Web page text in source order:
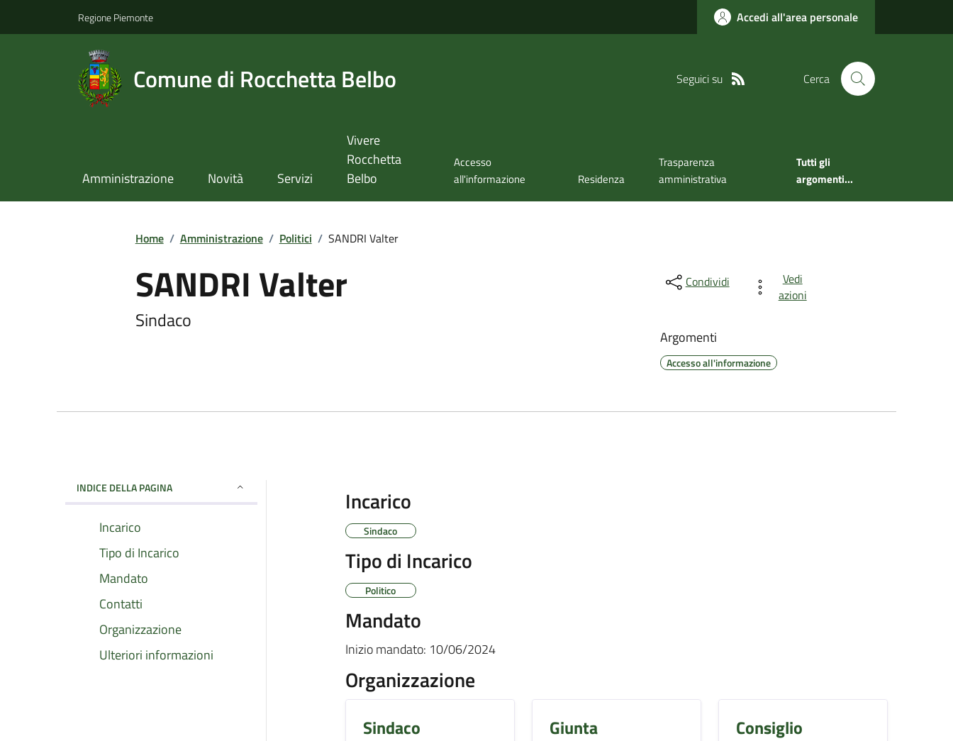
Regione Piemonte Accedi all'area personale
Comune di Rocchetta Belbo Seguici su Cerca
Amministrazione Novità Servizi
Vivere
Rocchetta
Belbo
Accesso
all'informazione
Residenza
Trasparenza
amministrativa
Tutti gli
argomenti...
Home / Amministrazione / Politici / SANDRI Valter
SANDRI Valter
Sindaco
Condividi
Vedi
azioni
Argomenti
Accesso all'informazione
INDICE DELLA PAGINA
Incarico
Tipo di Incarico
Mandato
Contatti
Organizzazione
Ulteriori informazioni
Incarico
Sindaco
Tipo di Incarico
Politico
Mandato
Inizio mandato: 10/06/2024
Organizzazione
Sindaco Giunta Consiglio